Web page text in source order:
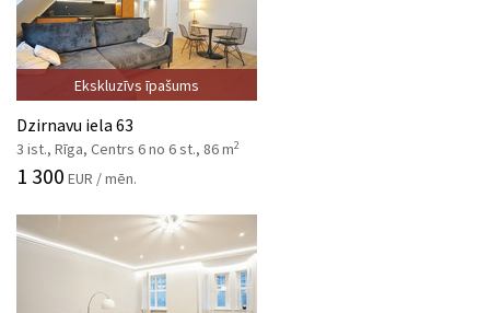
Ekskluzīvs īpašums
Dzirnavu iela 63
3 ist., Rīga, Centrs 6 no 6 st., 86 m2
1 300 EUR / mēn.